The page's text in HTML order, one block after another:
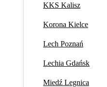
KKS Kalisz
Korona Kielce
Lech Poznań
Lechia Gdańsk
Miedź Legnica